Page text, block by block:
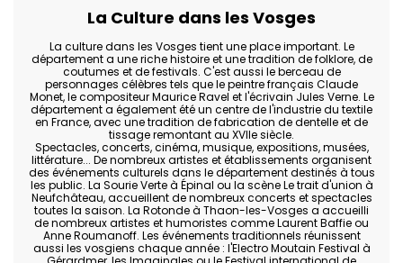
La Culture dans les Vosges
La culture dans les Vosges tient une place important. Le
département a une riche histoire et une tradition de folklore, de
coutumes et de festivals. C'est aussi le berceau de
personnages célèbres tels que le peintre français Claude
Monet, le compositeur Maurice Ravel et l'écrivain Jules Verne. Le
département a également été un centre de l'industrie du textile
en France, avec une tradition de fabrication de dentelle et de
tissage remontant au XVIIe siècle.
Spectacles, concerts, cinéma, musique, expositions, musées,
littérature... De nombreux artistes et établissements organisent
des événements culturels dans le département destinés à tous
les public. La Sourie Verte à Épinal ou la scène Le trait d'union à
Neufchâteau, accueillent de nombreux concerts et spectacles
toutes la saison. La Rotonde à Thaon-les-Vosges a accueilli
de nombreux artistes et humoristes comme Laurent Baffie ou
Anne Roumanoff. Les événements traditionnels réunissent
aussi les vosgiens chaque année : l'Electro Moutain Festival à